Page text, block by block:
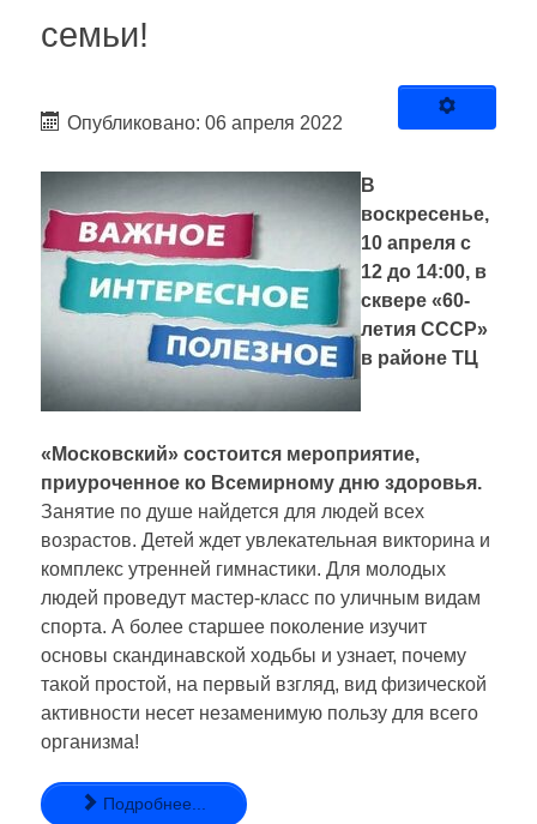
семьи!
Опубликовано: 06 апреля 2022
В
воскресенье,
10 апреля с
12 до 14:00, в
сквере «60-
летия СССР»
в районе ТЦ
«Московский» состоится мероприятие,
приуроченное ко Всемирному дню здоровья.
Занятие по душе найдется для людей всех
возрастов. Детей ждет увлекательная викторина и
комплекс утренней гимнастики. Для молодых
людей проведут мастер-класс по уличным видам
спорта. А более старшее поколение изучит
основы скандинавской ходьбы и узнает, почему
такой простой, на первый взгляд, вид физической
активности несет незаменимую пользу для всего
организма!
Подробнее...